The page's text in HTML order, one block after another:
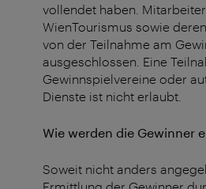
vollendet haben.
WienTourismus sowie
von der Teilnahme am
ausgeschlossen. Eine
Gewinnspielvereine oder
Dienste ist nicht erlaubt.
Wie werden die Gewinner
Soweit nicht anders